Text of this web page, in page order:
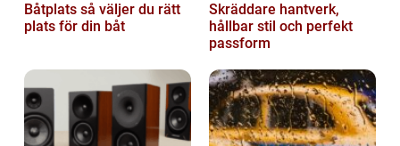
Båtplats så väljer du rätt
plats för din båt
Skräddare hantverk,
hållbar stil och perfekt
passform